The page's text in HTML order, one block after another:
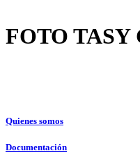
FOTO TASY
Quienes somos
Documentación